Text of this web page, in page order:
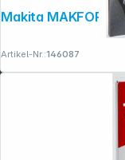
Artikel-Nr.:146087
Copyright ©